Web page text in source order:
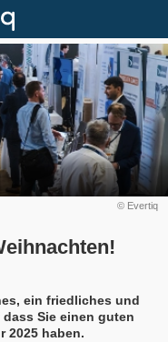
© Evertiq
ein friedliches und
Sie einen guten
2025 haben.